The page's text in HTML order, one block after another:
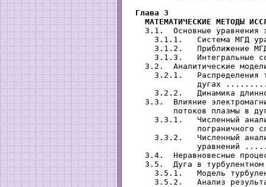
Глава 3
МАТЕМАТИЧЕСКИЕ МЕТОДЫ
3.1.  Основные уравнения
3.1.1.   Система МГД
3.1.2.   Приближение
3.1.3.   Интегральные
3.2.  Аналитические
3.2.1.   Распределения
дугах
3.2.2.   Динамика
3.3.  Влияние
потоков плазмы в
3.3.1.   Численный
пограничного
3.3.2.   Численный
уравнений
3.4.  Неравновесные
3.5.  Дуга в
3.5.1.   Модель
3.5.2.   Анализ